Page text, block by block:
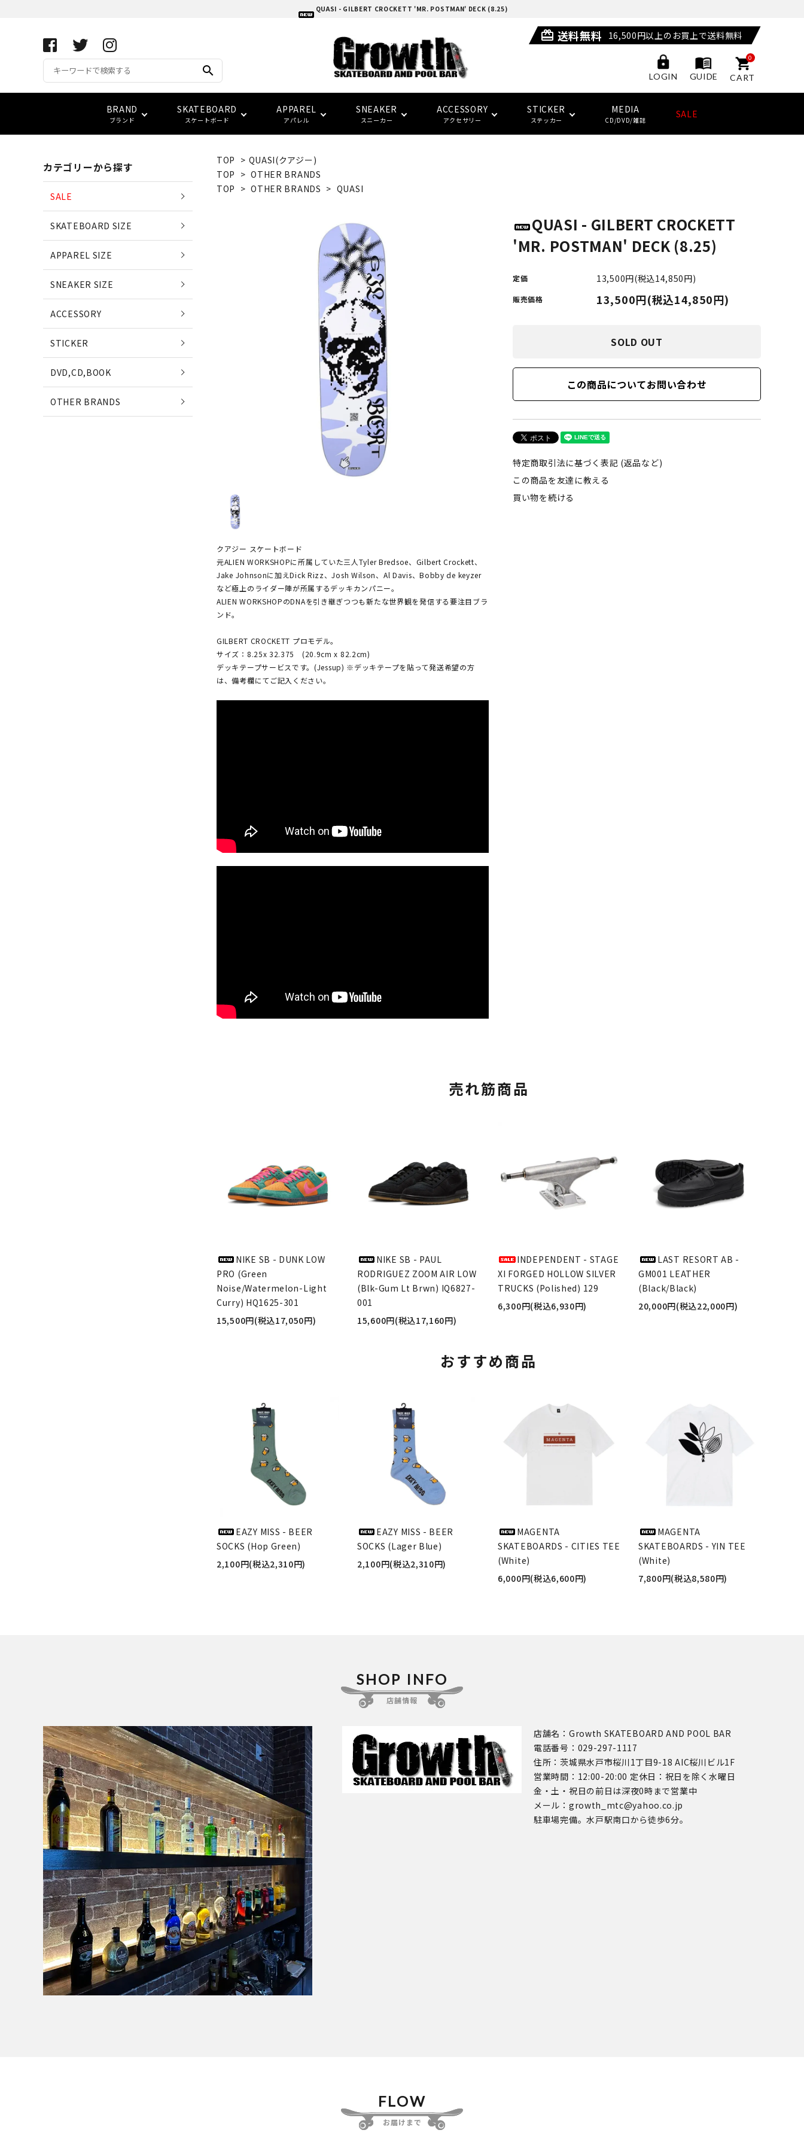
QUASI - GILBERT CROCKETT 'MR. POSTMAN' DECK (8.25)
search
card_giftcard 送料無料 16,500円以上のお買上で送料無料
LOGIN GUIDE
0
CART
BRAND
ブランド
APRIL SKATEBOARDS
EAZY MISS
(イージー・ミス)
EDGLRD
(エッジ・ロード)
HARD BODY
(ハードボディ)
FUCKING AWESOME
(ファッキンオーサム)
KING SKATEBOARDS
(キングスケートボード)
POLAR SKATE CO
(ポーラースケートカンパニー)
(ジーエックス1000)
LIMOSINE SKATEBOSRDS
(リムジン スケートボード)
(クウォータースナックス)
EVISEN SKATEBOARDS
(エビセン・スケートボード)
(マゼンタ・スケートボード)
SLD SKATEBOARDS
(エスエルディー)
PALACE
(パレス)
(タイトブース)
adidas skateboarding
(アディダス・スケートボーディング)
NEW BALANCE NUMERIC
(ニューバランス ヌメリック)
(バガバッグ)
SKATEBOARD
スケートボード
コンプリート(完成品) スケートボードデッキ
ベアリング
セーフティーギア デッキ サイズ別一覧
APPAREL
アパレル
アパレル サイズ別一覧 Tシャツ
スウェット
SNEAKER
スニーカー
サイズ検索 adidas skatebording
vans
インソール セール シューズ
ACCESSORY
アクセサリー
キーホルダー ウォレット/ポーチ
ベルト
ピンバッジ その他
STICKER
ステッカー
FUCKING AWESOME HOCKEY
MEDIA
CD/DVD/雑誌 SALE
TOP > QUASI(クアジー)
TOP > OTHER BRANDS
TOP > OTHER BRANDS > QUASI
クアジー スケートボード
元ALIEN WORKSHOPに所属していた三人Tyler Bredsoe、Gilbert Crockett、
Jake Johnsonに加えDick Rizz、Josh Wilson、Al Davis、Bobby de keyzer
など極上のライダー陣が所属するデッキカンパニー。
ALIEN WORKSHOPのDNAを引き継ぎつつも新たな世界観を発信する要注目ブラ
ンド。
GILBERT CROCKETT プロモデル。
サイズ：8.25x 32.375 (20.9cm x 82.2cm)
デッキテープサービスです。(Jessup) ※デッキテープを貼って発送希望の方
は、備考欄にてご記入ください。
QUASI - GILBERT CROCKETT
'MR. POSTMAN' DECK (8.25)
定価 13,500円(税込14,850円)
販売価格 13,500円(税込14,850円)
SOLD OUT
この商品についてお問い合わせ
特定商取引法に基づく表記 (返品など)
この商品を友達に教える
買い物を続ける
売れ筋商品
NIKE SB - DUNK LOW
PRO (Green
Noise/Watermelon-Light
Curry) HQ1625-301
15,500円(税込17,050円)
NIKE SB - PAUL
RODRIGUEZ ZOOM AIR LOW
(Blk-Gum Lt Brwn) IQ6827-
001
15,600円(税込17,160円)
INDEPENDENT - STAGE
XI FORGED HOLLOW SILVER
TRUCKS (Polished) 129
6,300円(税込6,930円)
LAST RESORT AB -
GM001 LEATHER
(Black/Black)
20,000円(税込22,000円)
おすすめ商品
EAZY MISS - BEER
SOCKS (Hop Green)
2,100円(税込2,310円)
EAZY MISS - BEER
SOCKS (Lager Blue)
2,100円(税込2,310円)
MAGENTA
SKATEBOARDS - CITIES TEE
(White)
6,000円(税込6,600円)
MAGENTA
SKATEBOARDS - YIN TEE
(White)
7,800円(税込8,580円)
カテゴリーから探す
SALE
SKATEBOARD SIZE
APPAREL SIZE
SNEAKER SIZE
ACCESSORY
STICKER
DVD,CD,BOOK
OTHER BRANDS
SHOP INFO
店舗情報
店舗名：Growth SKATEBOARD AND POOL BAR
電話番号：029-297-1117
住所：茨城県水戸市桜川1丁目9-18 AIC桜川ビル1F
営業時間：12:00-20:00 定休日：祝日を除く水曜日
金・土・祝日の前日は深夜0時まで営業中
メール：growth_mtc@yahoo.co.jp
駐車場完備。水戸駅南口から徒歩6分。
FLOW
お届けまで